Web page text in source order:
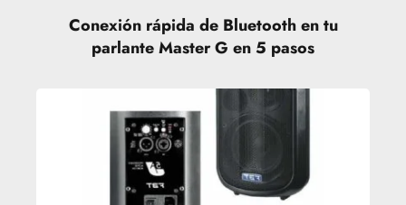
Conexión rápida de Bluetooth en tu
parlante Master G en 5 pasos